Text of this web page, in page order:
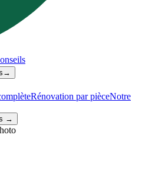
→
Rénovation par pièceNotre
→